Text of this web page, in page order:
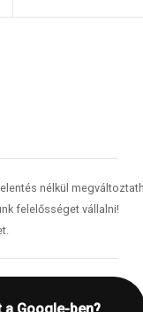
nélkül
felelősséget vállalni!